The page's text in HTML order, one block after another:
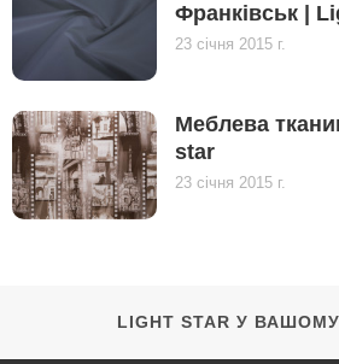
Франківськ |
23 січня 2015 г.
Меблева
star
23 січня 2015 г.
LIGHT STAR У ВАШОМУ